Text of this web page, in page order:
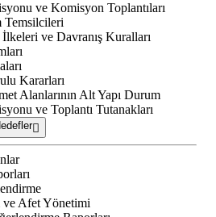
ve Komisyon Toplantıları
ve Davranış Kuralları
Kararları
Alanlarının Alt Yapı Durum
ve Toplantı Tutanakları
Afet Yönetimi